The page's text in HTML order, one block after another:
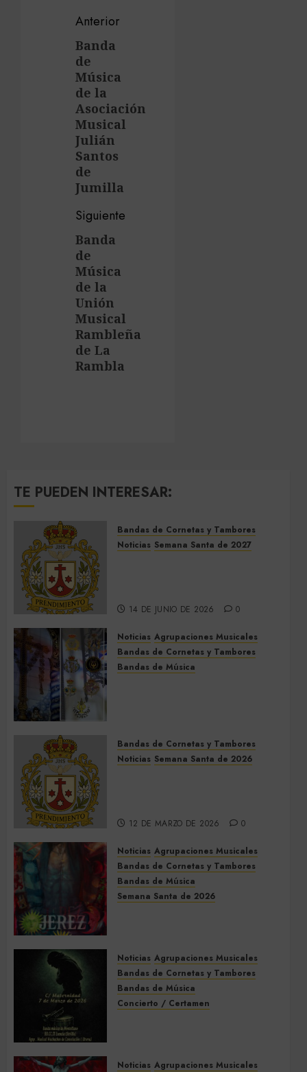
Navegación
de
entradas
Anterior
Entrada
anterior:
Banda
de
Música
de la
Asociación
Musical
Julián
Santos
de
Jumilla
Siguiente
Siguiente
entrada:
Banda
de
Música
de la
Unión
Musical
Rambleña
de La
Rambla
TE PUEDEN INTERESAR:
Bandas de Cornetas y Tambores
Noticias Semana Santa de 2027
14 DE JUNIO DE 2026 0
Noticias Agrupaciones Musicales
Bandas de Cornetas y Tambores
Bandas de Música
9 DE MAYO DE 2026 0
Bandas de Cornetas y Tambores
Noticias Semana Santa de 2026
12 DE MARZO DE 2026 0
Noticias Agrupaciones Musicales
Bandas de Cornetas y Tambores
Bandas de Música
Semana Santa de 2026
5 DE MARZO DE 2026 0
Noticias Agrupaciones Musicales
Bandas de Cornetas y Tambores
Bandas de Música
Concierto / Certamen
Noticias Agrupaciones Musicales